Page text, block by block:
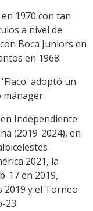
1970 con tan
a nivel de
Boca Juniors en
en 1968.
adoptó un
mánager.
Independiente
(2019-2024), en
2021, la
17 en 2019,
2019 y el Torneo
23.